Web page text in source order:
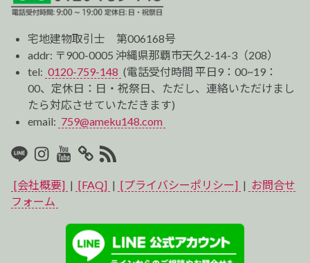
宅地建物取引士 第006168号
addr: 〒900-0005 沖縄県那覇市天久2-14-3（208）
tel: 0120-759-148 (電話受付時間 平日9：00~19：
00、定休日：日・祝祭日、ただし、連絡いただけまし
たら対応させていただきます)
email: 759@ameku148.com
LINEInstagram
Youtube
マ
イ
ス
ト
RSS2
[会社概要] | [FAQ] | [プライバシーポリシー] | お問合せ
フォーム